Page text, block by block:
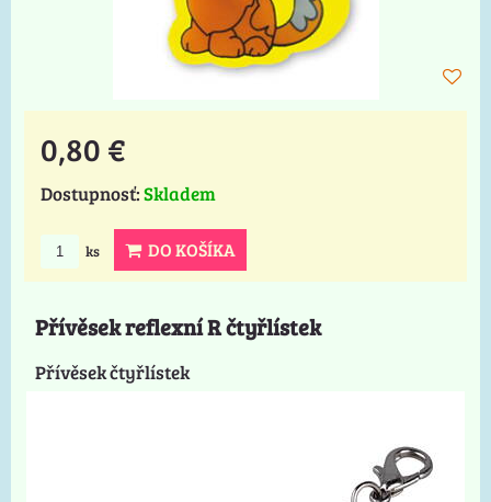
0,80 €
Dostupnosť:Skladem
ks DO KOŠÍKA
Přívěsek reflexní R čtyřlístek
Přívěsek čtyřlístek